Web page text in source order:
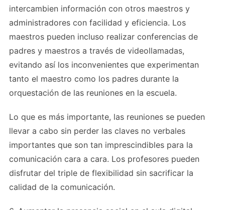
intercambien información con otros maestros y
administradores con facilidad y eficiencia. Los
maestros pueden incluso realizar conferencias de
padres y maestros a través de videollamadas,
evitando así los inconvenientes que experimentan
tanto el maestro como los padres durante la
orquestación de las reuniones en la escuela.
Lo que es más importante, las reuniones se pueden
llevar a cabo sin perder las claves no verbales
importantes que son tan imprescindibles para la
comunicación cara a cara. Los profesores pueden
disfrutar del triple de flexibilidad sin sacrificar la
calidad de la comunicación.